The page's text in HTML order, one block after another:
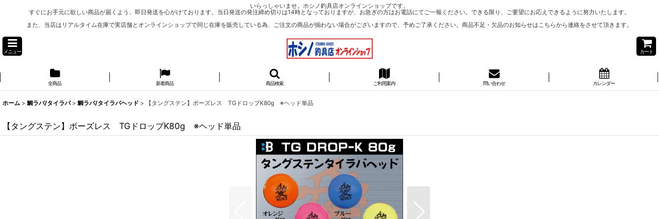
いらっしゃいませ。ホシノ釣具店オンラインショップです。
すぐにお手元に欲しい商品が届くよう、即日発送を心がけております。当日発送の発注締め切りは14時となっておりますが、お急ぎの方はお電話にてご一報ください。できる限り、ご要望にお応えできるように努力いたします。
また、当店はリアルタイム在庫で実店舗とオンラインショップで同じ在庫を販売している為、ご注文の商品が揃わない場合がございますので、予めご了承ください。商品不足・欠品のお知らせはこちらから連絡をさせて頂きます。
メニュー カート
全商品 新着商品 商品検索 ご利用案内 問い合わせ カレンダー
ホーム > 鯛ラバ/タイラバ > 鯛ラバ/タイラバヘッド > 【タングステン】ボーズレス TGドロップK80g ※ヘッド単品
【タングステン】ボーズレス TGドロップK80g ※ヘッド単品